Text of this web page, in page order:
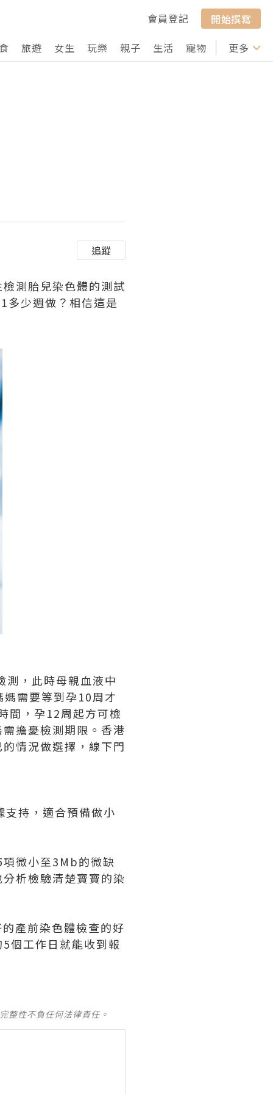
會員登記
開始撰寫
旅遊 女生 玩樂 親子 生活 寵物 行山 打卡
更多
追蹤
測胎兒染色體的測試
少週做？相信這是
測，此時母親血液中
需要等到孕10周才
間，孕12周起方可檢
擔憂檢測期限。香港
情況做選擇，線下門
持，適合預備做小
微小至3Mb的微缺
析檢驗清楚寶寶的染
產前染色體檢查的好
個工作日就能收到報
整性不負任何法律責任。